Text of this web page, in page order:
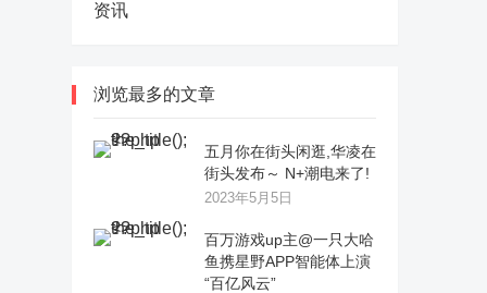
资讯
浏览最多的文章
五月你在街头闲逛,华凌在
街头发布～ N+潮电来了!
2023年5月5日
百万游戏up主@一只大哈
鱼携星野APP智能体上演
“百亿风云”